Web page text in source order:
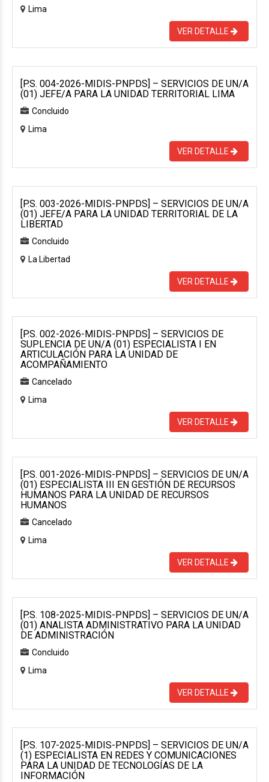
Lima
VER DETALLE
[P.S. 004-2026-MIDIS-PNPDS] – SERVICIOS DE UN/A
(01) JEFE/A PARA LA UNIDAD TERRITORIAL LIMA
Concluido
Lima
VER DETALLE
[P.S. 003-2026-MIDIS-PNPDS] – SERVICIOS DE UN/A
(01) JEFE/A PARA LA UNIDAD TERRITORIAL DE LA
LIBERTAD
Concluido
La Libertad
VER DETALLE
[P.S. 002-2026-MIDIS-PNPDS] – SERVICIOS DE
SUPLENCIA DE UN/A (01) ESPECIALISTA I EN
ARTICULACIÓN PARA LA UNIDAD DE
ACOMPAÑAMIENTO
Cancelado
Lima
VER DETALLE
[P.S. 001-2026-MIDIS-PNPDS] – SERVICIOS DE UN/A
(01) ESPECIALISTA III EN GESTIÓN DE RECURSOS
HUMANOS PARA LA UNIDAD DE RECURSOS
HUMANOS
Cancelado
Lima
VER DETALLE
[P.S. 108-2025-MIDIS-PNPDS] – SERVICIOS DE UN/A
(01) ANALISTA ADMINISTRATIVO PARA LA UNIDAD
DE ADMINISTRACIÓN
Concluido
Lima
VER DETALLE
[P.S. 107-2025-MIDIS-PNPDS] – SERVICIOS DE UN/A
(1) ESPECIALISTA EN REDES Y COMUNICACIONES
PARA LA UNIDAD DE TECNOLOGÍAS DE LA
INFORMACIÓN